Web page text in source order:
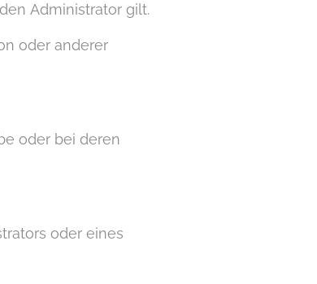
Administrator gilt.
oder anderer
oder bei deren
oder eines